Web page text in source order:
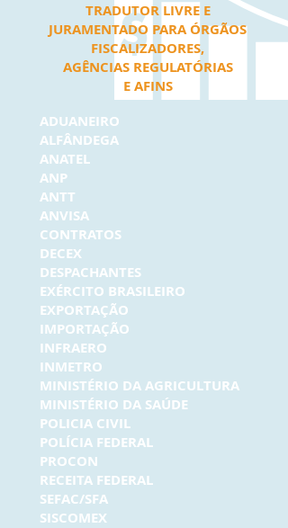
TRADUTOR LIVRE E
JURAMENTADO PARA ÓRGÃOS
FISCALIZADORES,
AGÊNCIAS REGULATÓRIAS
E AFINS
ADUANEIRO
ALFÂNDEGA
ANATEL
ANP
ANTT
ANVISA
CONTRATOS
DECEX
DESPACHANTES
EXÉRCITO BRASILEIRO
EXPORTAÇÃO
IMPORTAÇÃO
INFRAERO
INMETRO
MINISTÉRIO DA AGRICULTURA
MINISTÉRIO DA SAÚDE
POLICIA CIVIL
POLÍCIA FEDERAL
PROCON
RECEITA FEDERAL
SEFAC/SFA
SISCOMEX